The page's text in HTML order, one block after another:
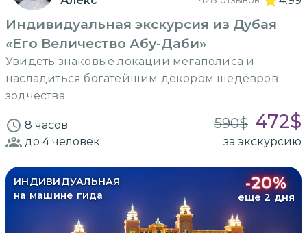
Индивидуальная экскурсия из Дубая
«Его Величество Абу-Даби»
Увидеть знаковые локации мегаполиса и
насладиться богатейшим декором шедевров
зодчества
8 часов 590$ 472$
до 4человек за экскурсию
ИНДИВИДУАЛЬНАЯ
на машине гида
-20%
еще 2 дня